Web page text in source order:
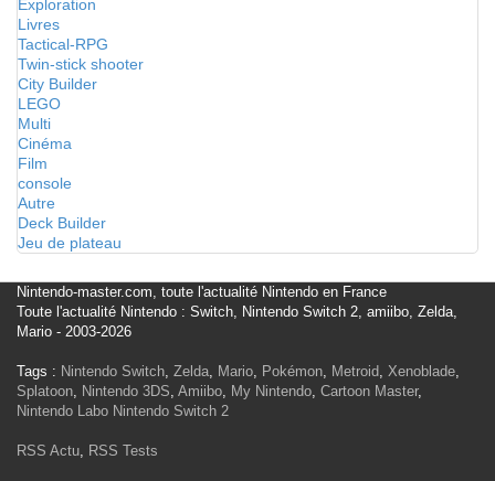
Exploration
Livres
Tactical-RPG
Twin-stick shooter
City Builder
LEGO
Multi
Cinéma
Film
console
Autre
Deck Builder
Jeu de plateau
Nintendo-master.com, toute l'actualité Nintendo en France
Toute l'actualité Nintendo : Switch, Nintendo Switch 2, amiibo, Zelda,
Mario - 2003-2026
Tags : Nintendo Switch, Zelda, Mario, Pokémon, Metroid, Xenoblade,
Splatoon, Nintendo 3DS, Amiibo, My Nintendo, Cartoon Master,
Nintendo Labo Nintendo Switch 2
RSS Actu, RSS Tests